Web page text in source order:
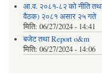
आ.व. २०८१-८२ को नीति
वैठक) २०८१ असार २५ गते
मिति: 06/27/2024 - 14:41
बजेट तथा Report o&m
मिति: 06/27/2024 - 14:06